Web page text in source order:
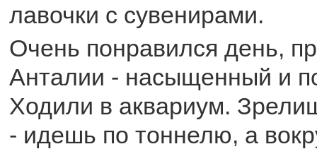
лавочки с сувенирами.
Очень понравился день,
Анталии - насыщенный и
Ходили в аквариум.
- идешь по тоннелю, а